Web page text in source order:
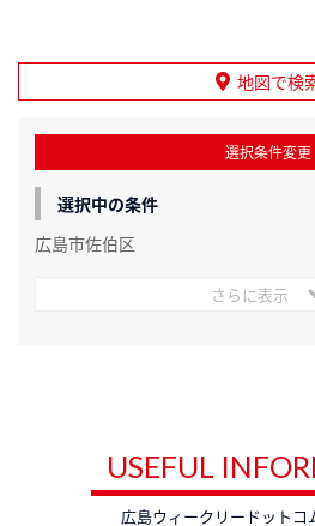
地図で検
選択条件変更
選択中の条件
広島市佐伯区
さらに表示
USEFUL
広島ウィークリードットコ